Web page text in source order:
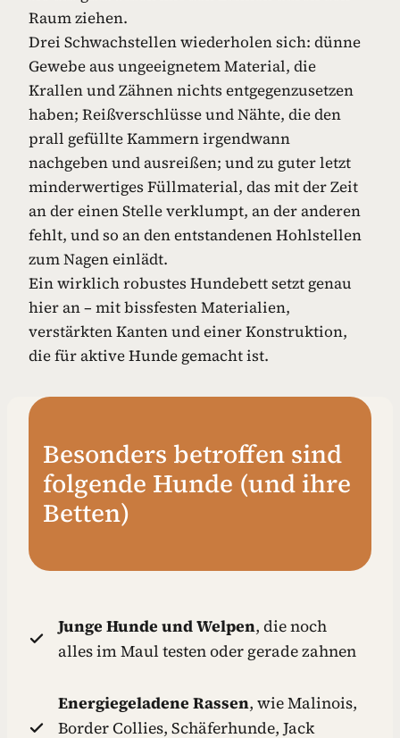
Raum ziehen.
Drei Schwachstellen wiederholen sich: dünne
Gewebe aus ungeeignetem Material, die
Krallen und Zähnen nichts entgegenzusetzen
haben; Reißverschlüsse und Nähte, die den
prall gefüllte Kammern irgendwann
nachgeben und ausreißen; und zu guter letzt
minderwertiges Füllmaterial, das mit der Zeit
an der einen Stelle verklumpt, an der anderen
fehlt, und so an den entstandenen Hohlstellen
zum Nagen einlädt.
Ein wirklich robustes Hundebett setzt genau
hier an – mit bissfesten Materialien,
verstärkten Kanten und einer Konstruktion,
die für aktive Hunde gemacht ist.
Besonders betroffen sind
folgende Hunde (und ihre
Betten)
Junge Hunde und Welpen, die noch
alles im Maul testen oder gerade zahnen
Energiegeladene Rassen, wie Malinois,
Border Collies, Schäferhunde, Jack